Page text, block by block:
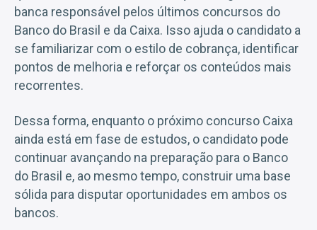
banca responsável pelos últimos concursos do
Banco do Brasil e da Caixa. Isso ajuda o candidato a
se familiarizar com o estilo de cobrança, identificar
pontos de melhoria e reforçar os conteúdos mais
recorrentes.
Dessa forma, enquanto o próximo concurso Caixa
ainda está em fase de estudos, o candidato pode
continuar avançando na preparação para o Banco
do Brasil e, ao mesmo tempo, construir uma base
sólida para disputar oportunidades em ambos os
bancos.